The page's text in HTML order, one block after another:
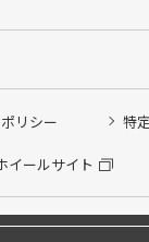
リシー 特
イールサイト